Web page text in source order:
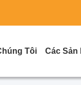
Tôi Các Sản